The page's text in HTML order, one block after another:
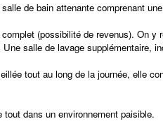
de bain attenante comprenant
(possibilité de revenus).
salle de lavage supplémentaire,
tout au long de la journée, elle
dans un environnement paisible.